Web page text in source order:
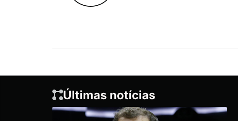
Últimas notícias